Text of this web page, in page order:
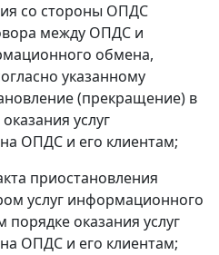
со стороны ОПДС
между ОПДС и
обмена,
указанному
(прекращение) в
услуг
ОПДС и его клиентам;
приостановления
услуг информационного
оказания услуг
ОПДС и его клиентам;